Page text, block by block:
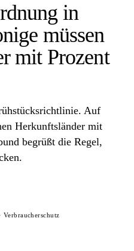
in
müssen
mit Prozent
Auf
Herkunftsländer mit
begrüßt die Regel,
Verbraucherschutz